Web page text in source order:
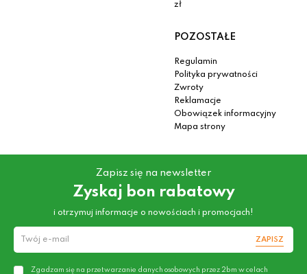
zł
POZOSTAŁE
Regulamin
Polityka prywatności
Zwroty
Reklamacje
Obowiązek informacyjny
Mapa strony
Zapisz się na newsletter
Zyskaj bon rabatowy
i otrzymuj informacje o nowościach i promocjach!
ZAPISZ
Zgadzam się na przetwarzanie danych osobowych przez 2bm w celach